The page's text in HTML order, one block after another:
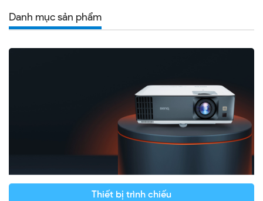
Danh mục sản phẩm
Thiết bị trình chiếu